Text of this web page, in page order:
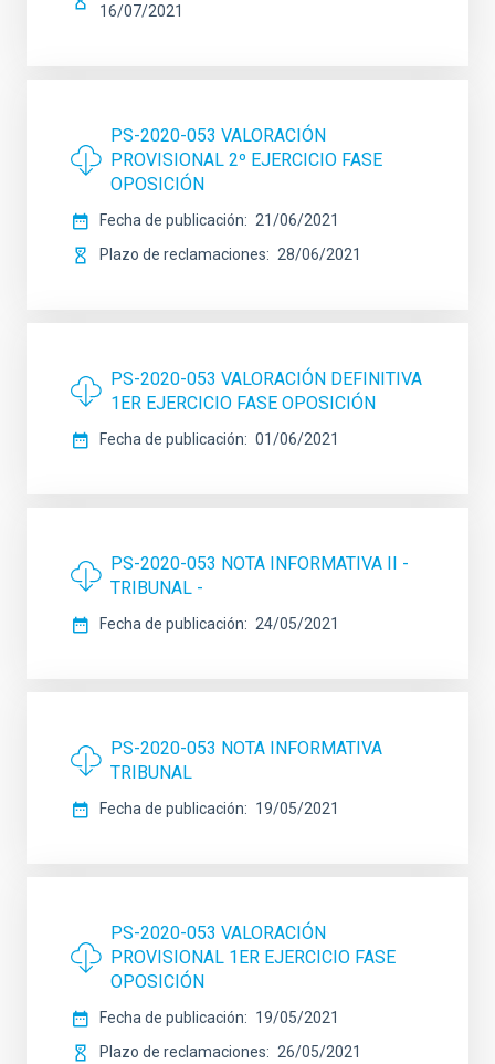
16/07/2021
PS-2020-053 VALORACIÓN
PROVISIONAL 2º EJERCICIO FASE
OPOSICIÓN
Fecha de publicación
21/06/2021
Plazo de reclamaciones
28/06/2021
PS-2020-053 VALORACIÓN DEFINITIVA
1ER EJERCICIO FASE OPOSICIÓN
Fecha de publicación 01/06/2021
PS-2020-053 NOTA INFORMATIVA II -
TRIBUNAL -
Fecha de publicación 24/05/2021
PS-2020-053 NOTA INFORMATIVA
TRIBUNAL
Fecha de publicación 19/05/2021
PS-2020-053 VALORACIÓN
PROVISIONAL 1ER EJERCICIO FASE
OPOSICIÓN
Fecha de publicación
19/05/2021
Plazo de reclamaciones
26/05/2021